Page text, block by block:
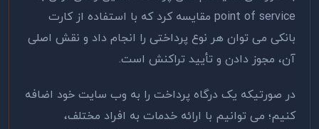
point of service مقایسه کرد که با استفاده از کارت
بانکی می توان هر نوع پرداختی را انجام داد و نقش اصلی
آن، مجوز دادن و تأیید تراکنش است.
در صورتیکه یک درگاه پرداخت را به وب سایت خود اضافه
کنیم؛ می توانیم با ارائه خدمات به افراد مختلف،